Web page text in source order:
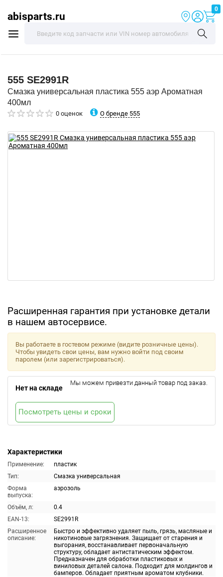
abisparts.ru
0
555 SE2991R
Смазка универсальная пластика 555 аэр Ароматная
400мл
0 оценок О бренде 555
Расширенная гарантия при установке детали
в нашем автосервисе.
Характеристики
Применение:
пластик
Тип:
Смазка универсальная
Форма
выпуска:
аэрозоль
Объём, л:
0.4
EAN-13:
SE2991R
Расширенное
описание:
Быстро и эффективно удаляет пыль, грязь, масляные и
никотиновые загрязнения. Защищает от старения и
выгорания, восстанавливает первоначальную
структуру, обладает антистатическим эффектом.
Предназначен для обработки пластиковых и
виниловых деталей салона. Подходит для молдингов и
бамперов. Обладает приятным ароматом клубники.
Вы работаете в гостевом режиме (видите розничные цены).
Чтобы увидеть свои цены, вам нужно войти под своим
паролем (или зарегистрироваться).
Нет на складе
Мы можем привезти данный товар под заказ.
Посмотреть цены и сроки